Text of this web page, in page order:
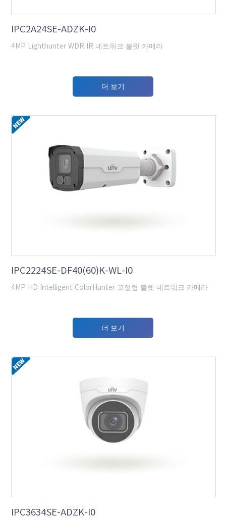
IPC2A24SE-ADZK-I0
4MP Lighthunter WDR IR 네트워크 불릿 카메라
더 보기
IPC2224SE-DF40(60)K-WL-I0
4MP HD Intelligent ColorHunter 고정형 블렛 네트워크 카메라
더 보기
IPC3634SE-ADZK-I0